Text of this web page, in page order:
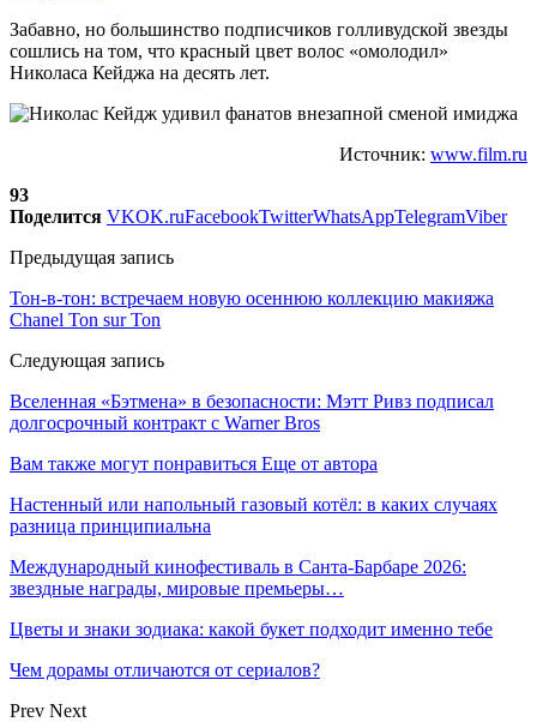
Забавно, но большинство подписчиков голливудской звезды
сошлись на том, что красный цвет волос «омолодил»
Николаса Кейджа на десять лет.
Источник: www.film.ru
93
Поделится VKOK.ruFacebookTwitterWhatsAppTelegramViber
Предыдущая запись
Тон-в-тон: встречаем новую осеннюю коллекцию макияжа
Chanel Ton sur Ton
Следующая запись
Вселенная «Бэтмена» в безопасности: Мэтт Ривз подписал
долгосрочный контракт с Warner Bros
Вам также могут понравиться Еще от автора
Настенный или напольный газовый котёл: в каких случаях
разница принципиальна
Международный кинофестиваль в Санта-Барбаре 2026:
звездные награды, мировые премьеры…
Цветы и знаки зодиака: какой букет подходит именно тебе
Чем дорамы отличаются от сериалов?
Prev Next